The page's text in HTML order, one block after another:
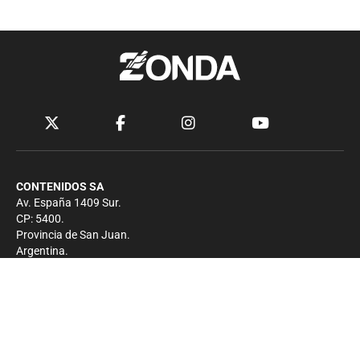
CONTENIDOS SA
Av. España 1409 Sur.
CP: 5400.
Provincia de San Juan.
Argentina.